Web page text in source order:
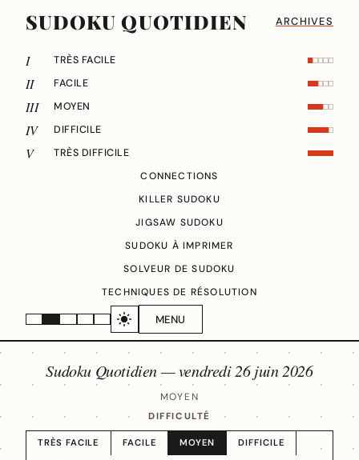
SUDOKU QUOTIDIEN ARCHIVES
MENU
I TRÈS FACILE
II FACILE
III MOYEN
IV DIFFICILE
V
TRÈS DIFFICILE
CONNECTIONS
KILLER SUDOKU
JIGSAW SUDOKU
SUDOKU À IMPRIMER
SOLVEUR DE SUDOKU
TECHNIQUES DE RÉSOLUTION
Sudoku Quotidien —vendredi 26 juin 2026
MOYEN
DIFFICULTÉ
TRÈS FACILE FACILE MOYEN DIFFICILE